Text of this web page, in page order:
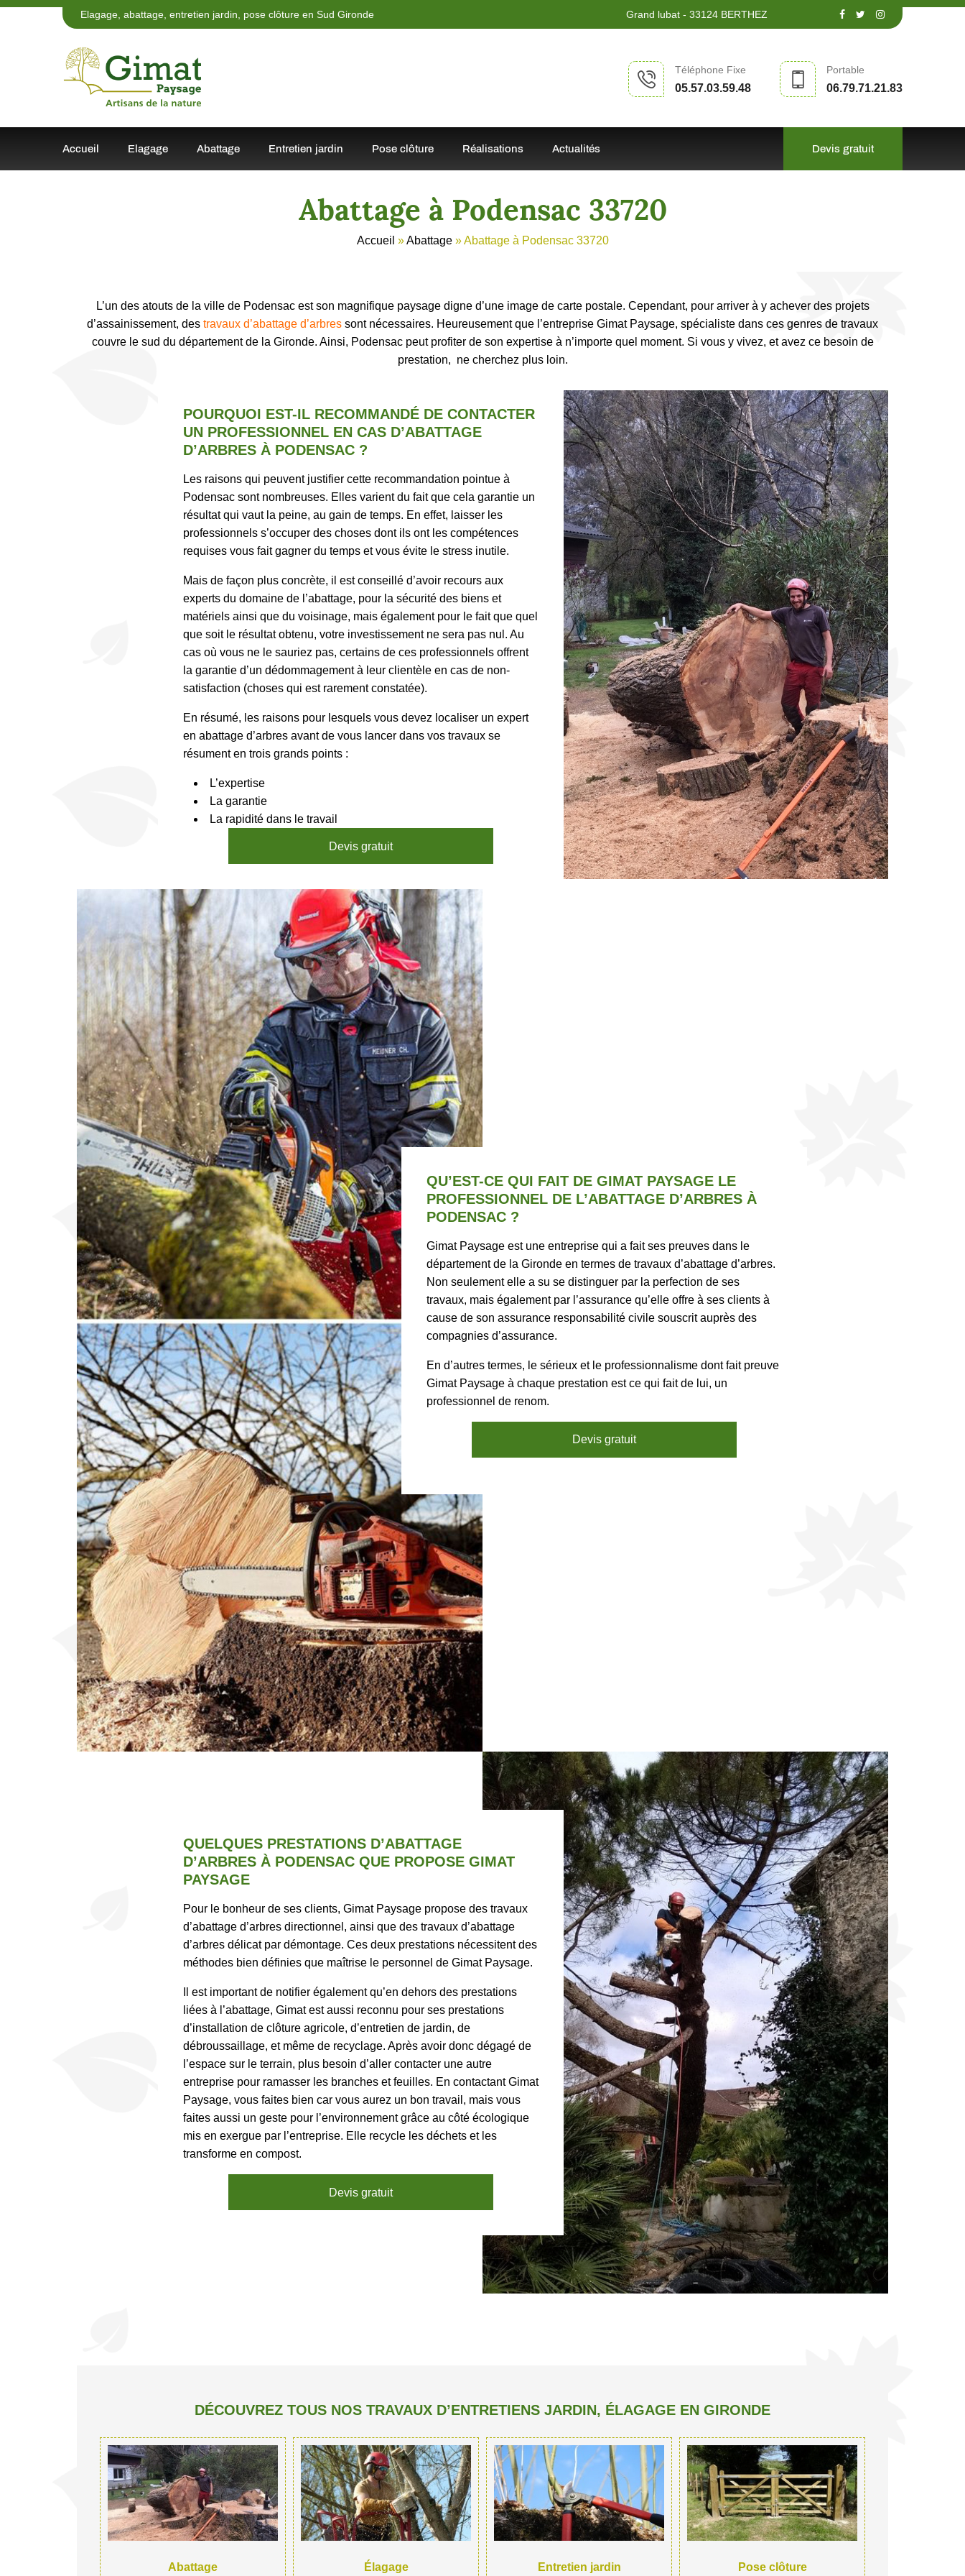
Elagage, abattage, entretien jardin, pose clôture en Sud Gironde Grand lubat - 33124 BERTHEZ
Téléphone Fixe
05.57.03.59.48
Portable
06.79.71.21.83
Accueil Elagage Abattage Entretien jardin Pose clôture Réalisations Actualités Devis gratuit
Abattage à Podensac 33720
Accueil »Abattage»Abattage à Podensac 33720
L’un des atouts de la ville de Podensac est son magnifique paysage digne d’une image de carte postale. Cependant, pour arriver à y achever des projets
d’assainissement, des travaux d’abattage d’arbres sont nécessaires. Heureusement que l’entreprise Gimat Paysage, spécialiste dans ces genres de travaux
couvre le sud du département de la Gironde. Ainsi, Podensac peut profiter de son expertise à n’importe quel moment. Si vous y vivez, et avez ce besoin de
prestation, ne cherchez plus loin.
POURQUOI EST-IL RECOMMANDÉ DE CONTACTER
UN PROFESSIONNEL EN CAS D’ABATTAGE
D’ARBRES À PODENSAC ?
Les raisons qui peuvent justifier cette recommandation pointue à
Podensac sont nombreuses. Elles varient du fait que cela garantie un
résultat qui vaut la peine, au gain de temps. En effet, laisser les
professionnels s’occuper des choses dont ils ont les compétences
requises vous fait gagner du temps et vous évite le stress inutile.
Mais de façon plus concrète, il est conseillé d’avoir recours aux
experts du domaine de l’abattage, pour la sécurité des biens et
matériels ainsi que du voisinage, mais également pour le fait que quel
que soit le résultat obtenu, votre investissement ne sera pas nul. Au
cas où vous ne le sauriez pas, certains de ces professionnels offrent
la garantie d’un dédommagement à leur clientèle en cas de non-
satisfaction (choses qui est rarement constatée).
En résumé, les raisons pour lesquels vous devez localiser un expert
en abattage d’arbres avant de vous lancer dans vos travaux se
résument en trois grands points :
L’expertise
La garantie
La rapidité dans le travail
Devis gratuit
QU’EST-CE QUI FAIT DE GIMAT PAYSAGE LE
PROFESSIONNEL DE L’ABATTAGE D’ARBRES À
PODENSAC ?
Gimat Paysage est une entreprise qui a fait ses preuves dans le
département de la Gironde en termes de travaux d’abattage d’arbres.
Non seulement elle a su se distinguer par la perfection de ses
travaux, mais également par l’assurance qu’elle offre à ses clients à
cause de son assurance responsabilité civile souscrit auprès des
compagnies d’assurance.
En d’autres termes, le sérieux et le professionnalisme dont fait preuve
Gimat Paysage à chaque prestation est ce qui fait de lui, un
professionnel de renom.
Devis gratuit
QUELQUES PRESTATIONS D’ABATTAGE
D’ARBRES À PODENSAC QUE PROPOSE GIMAT
PAYSAGE
Pour le bonheur de ses clients, Gimat Paysage propose des travaux
d’abattage d’arbres directionnel, ainsi que des travaux d’abattage
d’arbres délicat par démontage. Ces deux prestations nécessitent des
méthodes bien définies que maîtrise le personnel de Gimat Paysage.
Il est important de notifier également qu’en dehors des prestations
liées à l’abattage, Gimat est aussi reconnu pour ses prestations
d’installation de clôture agricole, d’entretien de jardin, de
débroussaillage, et même de recyclage. Après avoir donc dégagé de
l’espace sur le terrain, plus besoin d’aller contacter une autre
entreprise pour ramasser les branches et feuilles. En contactant Gimat
Paysage, vous faites bien car vous aurez un bon travail, mais vous
faites aussi un geste pour l’environnement grâce au côté écologique
mis en exergue par l’entreprise. Elle recycle les déchets et les
transforme en compost.
Devis gratuit
DÉCOUVREZ TOUS NOS TRAVAUX D’ENTRETIENS JARDIN, ÉLAGAGE EN GIRONDE
Abattage Élagage Entretien jardin Pose clôture